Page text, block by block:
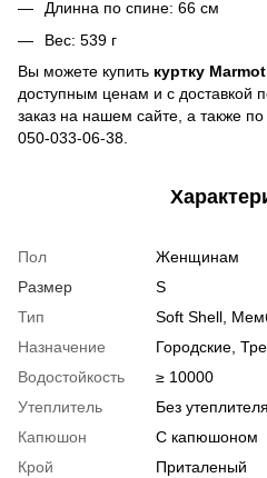
Длинна по спине: 66 см
Вес: 539 г
Вы можете купить куртку
доступным ценам и с доставкой
заказ на нашем сайте, а также
050-033-06-38.
Пол
Женщинам
Размер
S
Тип
Soft Shell,
Назначение
Городские,
Водостойкость
≥ 10000
Утеплитель
Без утеплителя
Капюшон
С капюшоном
Крой
Приталеный